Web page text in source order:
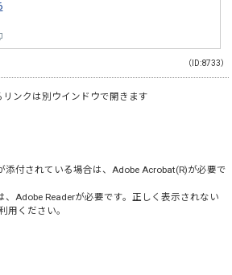
（ID:8733）
ンクは別ウインドウで開きます
添付されている場合は、Adobe Acrobat(R)が必要で
、Adobe Readerが必要です。正しく表示されない
用ください。